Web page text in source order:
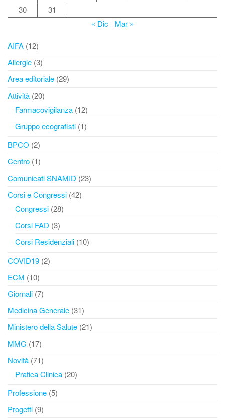
30
31
« Dic
Mar »
AIFA (12)
Allergie (3)
Area editoriale (29)
Attività (20)
Farmacovigilanza (12)
Gruppo ecografisti (1)
BPCO (2)
Centro (1)
Comunicati SNAMID (23)
Corsi e Congressi (42)
Congressi (28)
Corsi FAD (3)
Corsi Residenziali (10)
COVID19 (2)
ECM (10)
Giornali (7)
Medicina Generale (31)
Ministero della Salute (21)
MMG (17)
Novità (71)
Pratica Clinica (20)
Professione (5)
Progetti (9)